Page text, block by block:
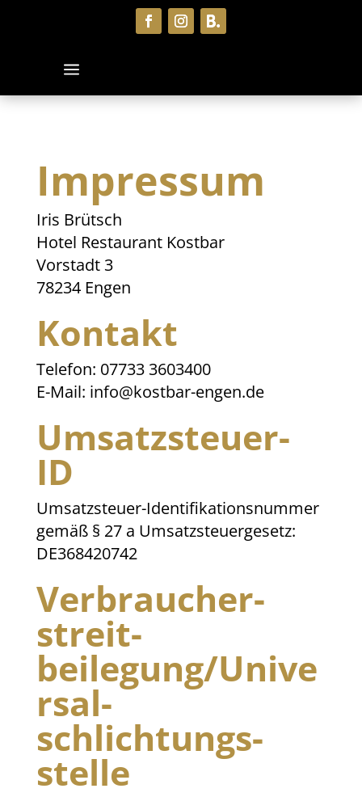
Impressum
Iris Brütsch
Hotel Restaurant Kostbar
Vorstadt 3
78234 Engen
Kontakt
Telefon: 07733 3603400
E-Mail: info@kostbar-engen.de
Umsatzsteuer-
ID
Umsatzsteuer-Identifikationsnummer
gemäß § 27 a Umsatzsteuergesetz:
DE368420742
Verbraucher­
streit­
beilegung/Unive
rsal­
schlichtungs­
stelle